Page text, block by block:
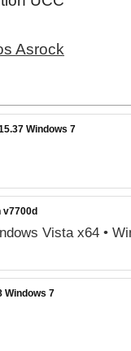
Asrock
Windows 7
Vista x64 •
Windows 7